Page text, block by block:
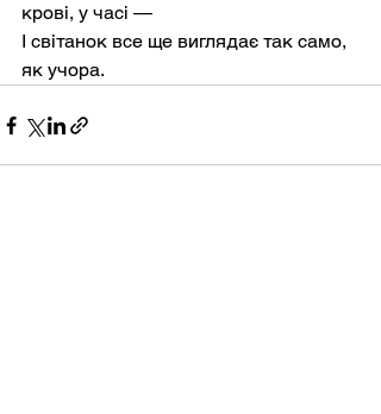
крові, у часі —
І світанок все ще виглядає так само,
як учора.